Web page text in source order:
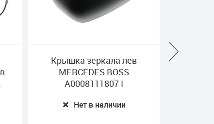
Подножка MAN BOSS
81615110001-Y